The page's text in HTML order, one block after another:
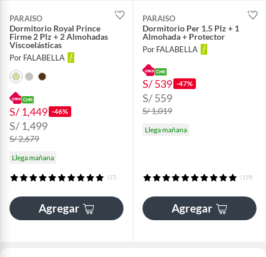
PARAISO
Dormitorio Royal Prince
Firme 2 Plz + 2 Almohadas
Viscoelásticas
Por FALABELLA
S/ 1,449 -46%
S/ 1,499
S/ 2,679
Llega mañana
(17)
Agregar
PARAISO
Dormitorio Per 1.5 Plz + 1
Almohada + Protector
Por FALABELLA
S/ 539 -47%
S/ 559
S/ 1,019
Llega mañana
(119)
Agregar